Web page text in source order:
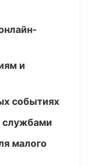
и
событиях
службами
малого